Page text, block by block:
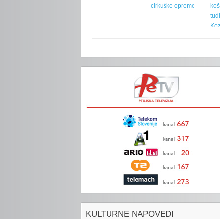
cirkuške opreme
KULTURNE NAPOVEDI